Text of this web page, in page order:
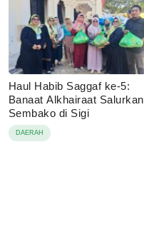
Haul Habib Saggaf ke-5:
Banaat Alkhairaat Salurkan
Sembako di Sigi
DAERAH